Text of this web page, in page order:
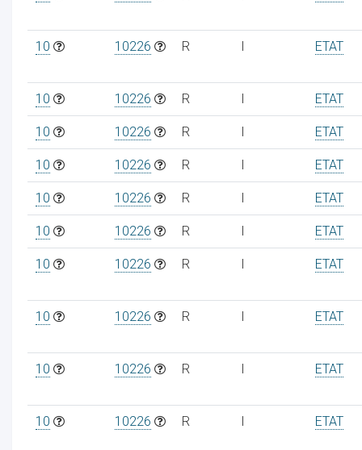
10 10226 R I ETAT
10 10226 R I ETAT
10 10226 R I ETAT
10 10226 R I ETAT
10 10226 R I ETAT
10 10226 R I ETAT
10 10226 R I ETAT
10 10226 R I ETAT
10 10226 R I ETAT
10 10226 R I ETAT